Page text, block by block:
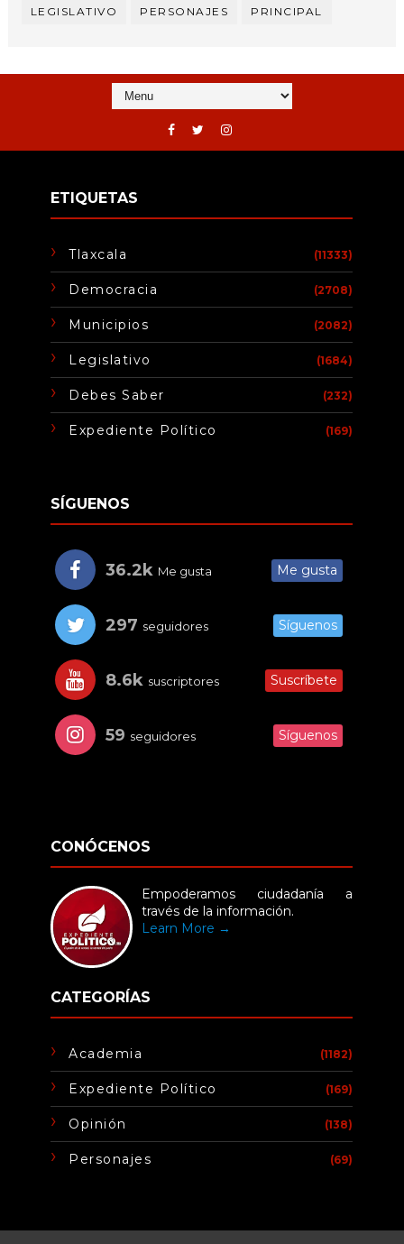
LEGISLATIVO PERSONAJES PRINCIPAL
ETIQUETAS
Tlaxcala (11333)
Democracia (2708)
Municipios (2082)
Legislativo (1684)
Debes Saber (232)
Expediente Político (169)
SÍGUENOS
36.2k Me gusta Me gusta
297 seguidores Síguenos
8.6k suscriptores Suscríbete
59 seguidores Síguenos
CONÓCENOS
Empoderamos ciudadanía a
través de la información.
Learn More →
CATEGORÍAS
Academia (1182)
Expediente Político (169)
Opinión (138)
Personajes (69)